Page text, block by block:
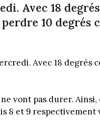
Avec 18
10 degrés
Avec 18 degrés
vont pas durer. Ainsi,
8 et 9